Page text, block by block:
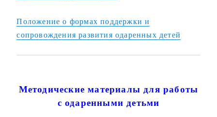
Положение о формах поддержки и
сопровождения развития одаренных детей
Методические материалы для работы
с одаренными детьми